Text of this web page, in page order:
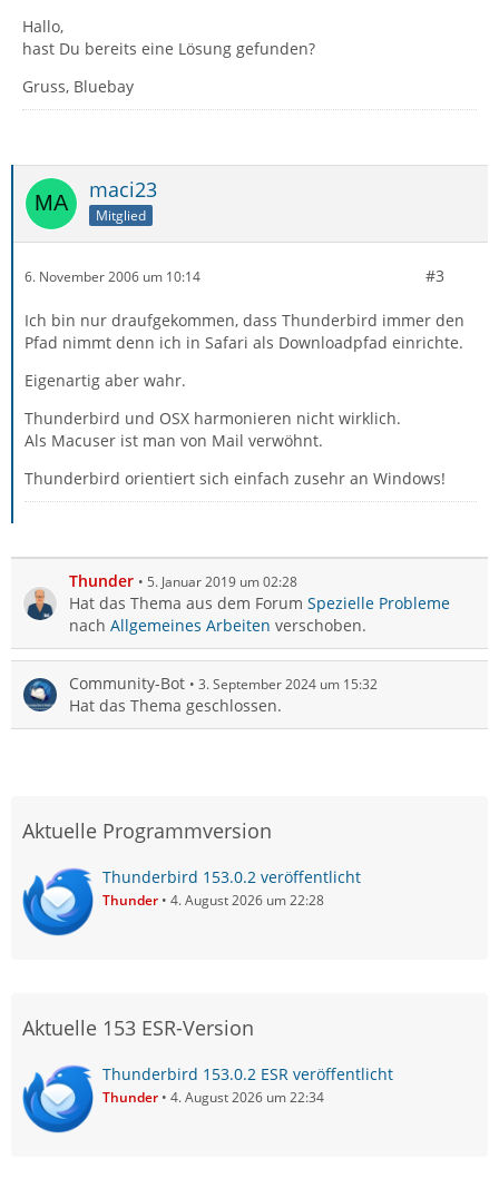
Hallo,
hast Du bereits eine Lösung gefunden?
Gruss, Bluebay
maci23
Mitglied
6. November 2006 um 10:14 #3
Ich bin nur draufgekommen, dass Thunderbird immer den
Pfad nimmt denn ich in Safari als Downloadpfad einrichte.
Eigenartig aber wahr.
Thunderbird und OSX harmonieren nicht wirklich.
Als Macuser ist man von Mail verwöhnt.
Thunderbird orientiert sich einfach zusehr an Windows!
Thunder 5. Januar 2019 um 02:28
Hat das Thema aus dem Forum Spezielle Probleme
nach Allgemeines Arbeiten verschoben.
Community-Bot 3. September 2024 um 15:32
Hat das Thema geschlossen.
Aktuelle Programmversion
Thunderbird 153.0.2 veröffentlicht
Thunder 4. August 2026 um 22:28
Aktuelle 153 ESR-Version
Thunderbird 153.0.2 ESR veröffentlicht
Thunder 4. August 2026 um 22:34